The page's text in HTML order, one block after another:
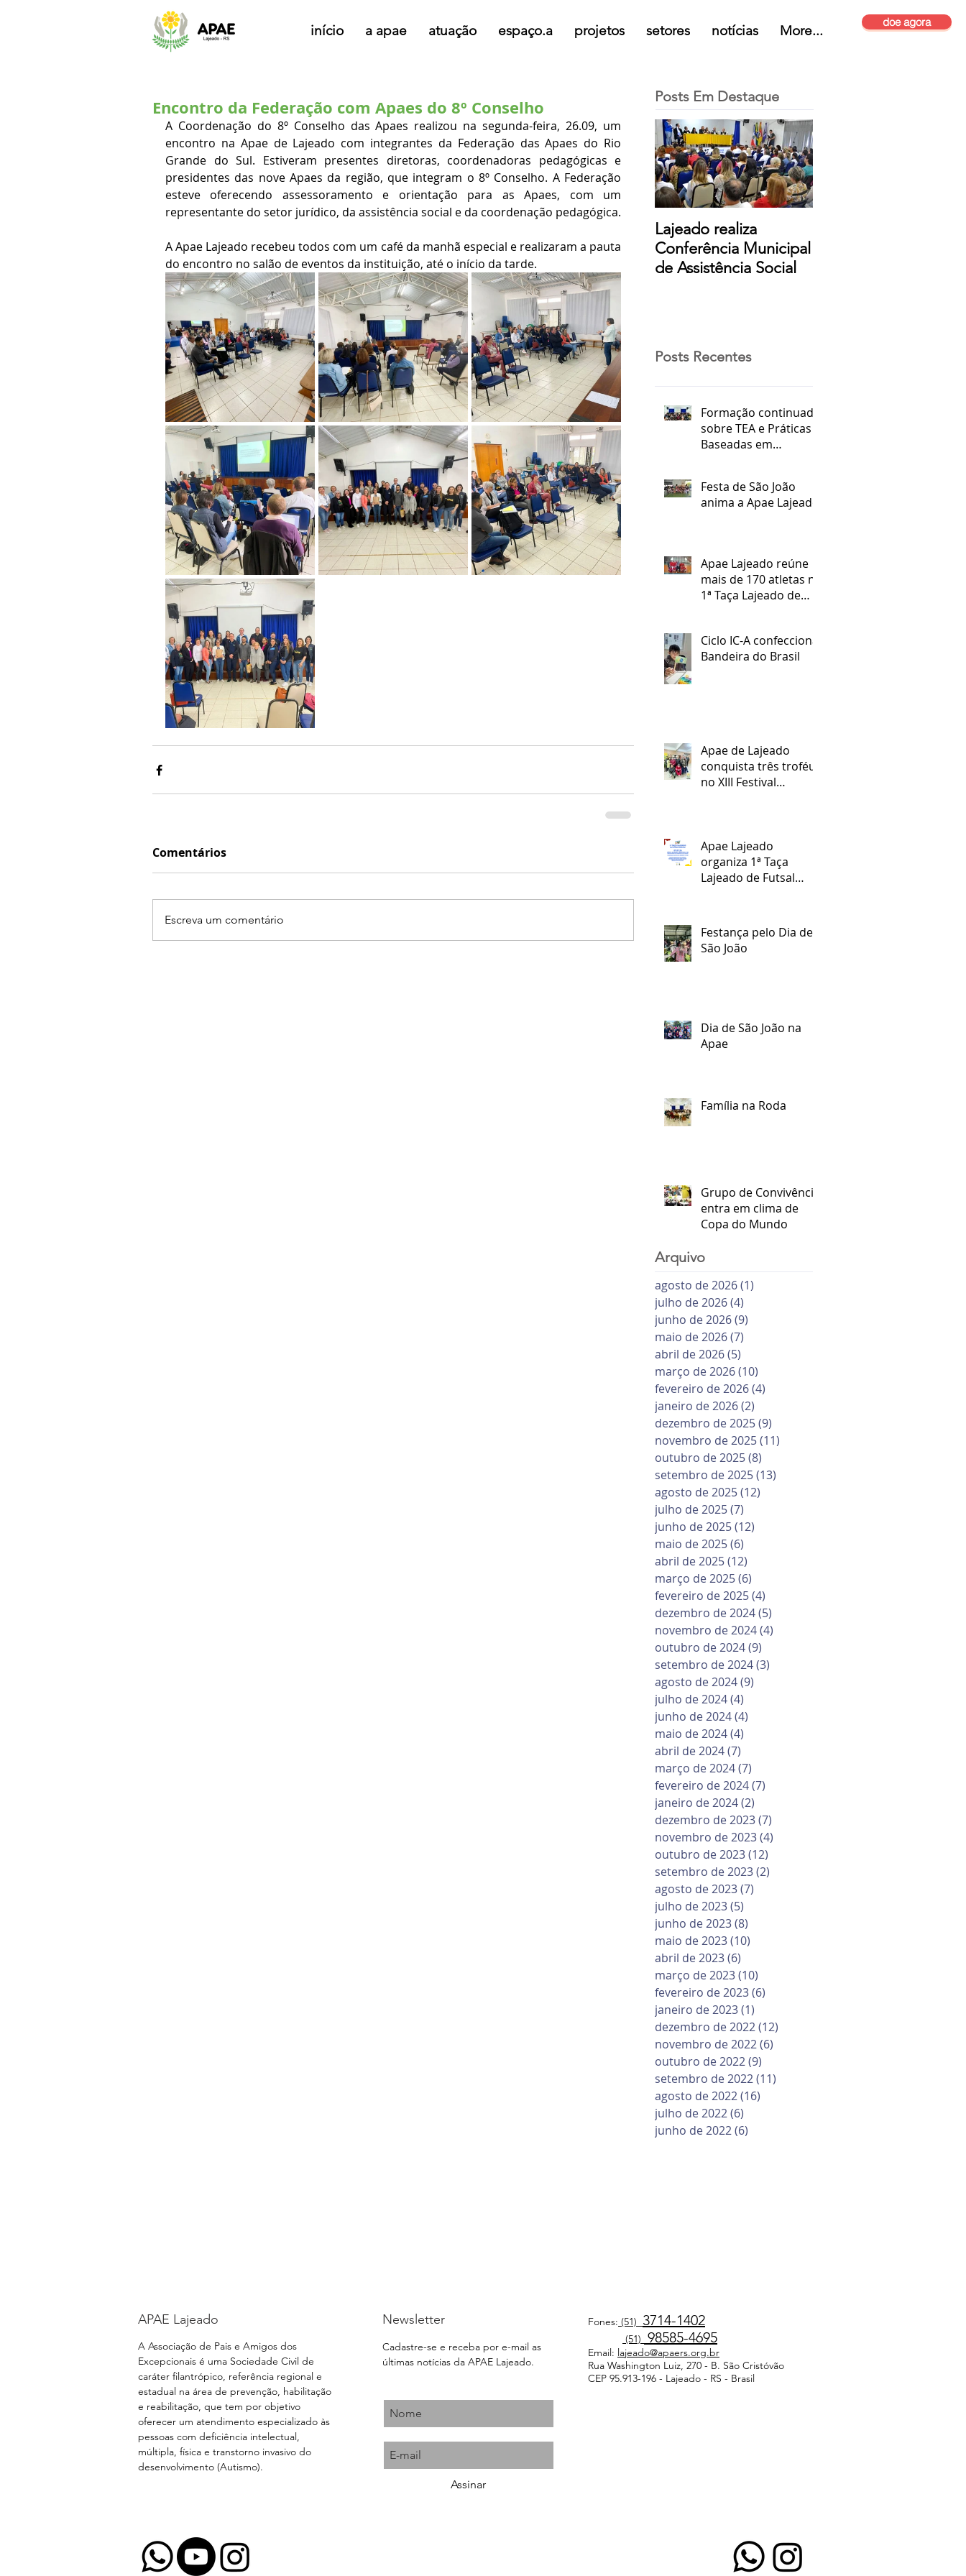
doe agora
início a apae atuação espaço.a projetos setores notícias More...
Encontro da Federação com Apaes do 8º Conselho
A Coordenação do 8º Conselho das Apaes realizou na segunda-feira, 26.09, um
encontro na Apae de Lajeado com integrantes da Federação das Apaes do Rio
Grande do Sul. Estiveram presentes diretoras, coordenadoras pedagógicas e
presidentes das nove Apaes da região, que integram o 8º Conselho. A Federação
esteve oferecendo assessoramento e orientação para as Apaes, com um
A Apae Lajeado recebeu todos com um café da manhã especial e realizaram a pauta
do encontro no salão de eventos da instituição, até o início da tarde.
Comentários
Escreva um comentário
Posts Em Destaque
Lajeado realiza
Conferência Municipal
de Assistência Social
Posts Recentes
Formação continuada
sobre TEA e Práticas
Baseadas em
Festa de São João
anima a Apae Lajeado
Apae Lajeado reúne
mais de 170 atletas na
1ª Taça Lajeado de
Ciclo IC-A confecciona
Bandeira do Brasil
Apae de Lajeado
conquista três troféus
no XIII Festival
Apae Lajeado
organiza 1ª Taça
Lajeado de Futsal
Festança pelo Dia de
São João
Dia de São João na
Apae
Família na Roda
Grupo de Convivência
entra em clima de
Copa do Mundo
Arquivo
agosto de 2026(1)
julho de 2026(4)
junho de 2026(9)
maio de 2026(7)
abril de 2026(5)
março de 2026(10)
fevereiro de 2026(4)
janeiro de 2026(2)
dezembro de 2025(9)
novembro de 2025(11)
outubro de 2025(8)
setembro de 2025(13)
agosto de 2025(12)
julho de 2025(7)
junho de 2025(12)
maio de 2025(6)
abril de 2025(12)
março de 2025(6)
fevereiro de 2025(4)
dezembro de 2024(5)
novembro de 2024(4)
outubro de 2024(9)
setembro de 2024(3)
agosto de 2024(9)
julho de 2024(4)
junho de 2024(4)
maio de 2024(4)
abril de 2024(7)
março de 2024(7)
fevereiro de 2024(7)
janeiro de 2024(2)
dezembro de 2023(7)
novembro de 2023(4)
outubro de 2023(12)
setembro de 2023(2)
agosto de 2023(7)
julho de 2023(5)
junho de 2023(8)
maio de 2023(10)
abril de 2023(6)
março de 2023(10)
fevereiro de 2023(6)
janeiro de 2023(1)
dezembro de 2022(12)
novembro de 2022(6)
outubro de 2022(9)
setembro de 2022(11)
agosto de 2022(16)
julho de 2022(6)
junho de 2022(6)
APAE Lajeado
A Associação de Pais e Amigos dos
Excepcionais é uma Sociedade Civil de
caráter filantrópico, referência regional e
estadual na área de prevenção, habilitação
e reabilitação, que tem por objetivo
oferecer um atendimento especializado às
pessoas com deficiência intelectual,
múltipla, física e transtorno invasivo do
desenvolvimento (Autismo).
Newsletter
Cadastre-se e receba por e-mail as
últimas notícias da APAE Lajeado.
Assinar
Fones: (51) 3714-1402
(51) 98585-4695
Email: lajeado@apaers.org.br
Rua Washington Luiz, 270 - B. São Cristóvão
CEP 95.913-196 - Lajeado - RS - Brasil